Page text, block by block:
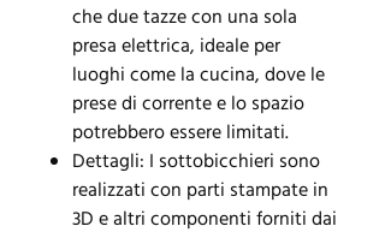
che due tazze con una sola
presa elettrica, ideale per
luoghi come la cucina, dove le
prese di corrente e lo spazio
potrebbero essere limitati.
Dettagli: I sottobicchieri sono
realizzati con parti stampate in
3D e altri componenti forniti dai